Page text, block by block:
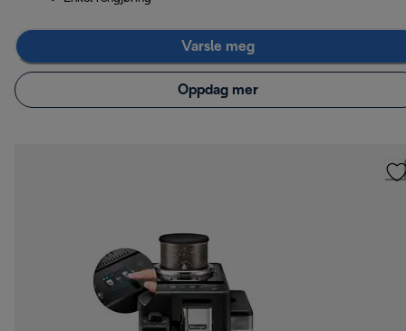
Varsle meg
Oppdag mer